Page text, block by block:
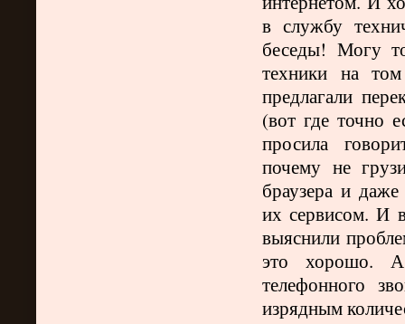
в службу
беседы! Могу
техники на
предлагали
(вот где точно
просила
почему не
браузера и даже
их сервисом. И
выяснили
это хорошо. А
телефонного
изрядным